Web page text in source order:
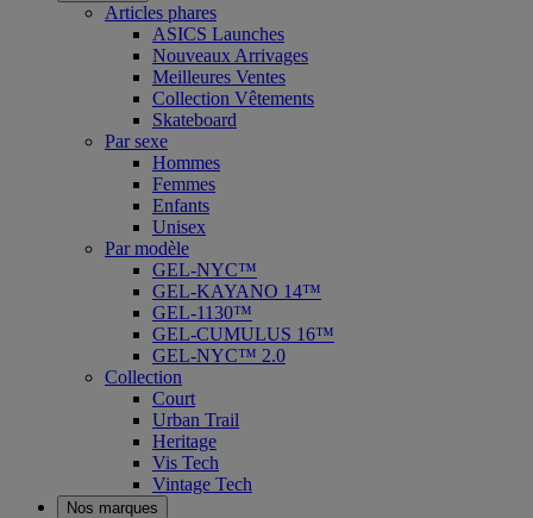
Articles phares
ASICS Launches
Nouveaux Arrivages
Meilleures Ventes
Collection Vêtements
Skateboard
Par sexe
Hommes
Femmes
Enfants
Unisex
Par modèle
GEL-NYC™
GEL-KAYANO 14™
GEL-1130™
GEL-CUMULUS 16™
GEL-NYC™ 2.0
Collection
Court
Urban Trail
Heritage
Vis Tech
Vintage Tech
Nos marques